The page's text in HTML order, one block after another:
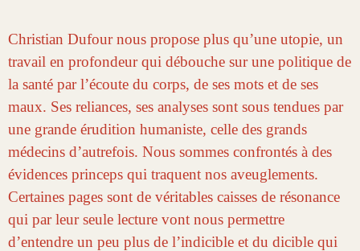
Christian Dufour nous propose plus qu’une utopie, un
travail en profondeur qui débouche sur une politique de
la santé par l’écoute du corps, de ses mots et de ses
maux. Ses reliances, ses analyses sont sous tendues par
une grande érudition humaniste, celle des grands
médecins d’autrefois. Nous sommes confrontés à des
évidences princeps qui traquent nos aveuglements.
Certaines pages sont de véritables caisses de résonance
qui par leur seule lecture vont nous permettre
d’entendre un peu plus de l’indicible et du dicible qui